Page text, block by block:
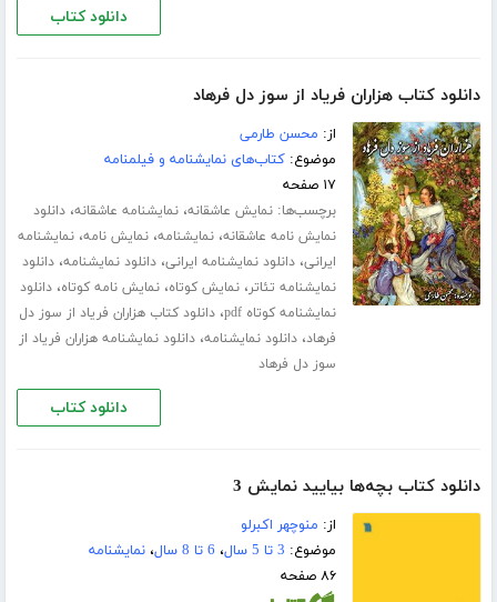
دانلود کتاب
دانلود کتاب هزاران فریاد از سوز دل فرهاد
از: محسن طارمی
موضوع:کتاب‌های نمایشنامه و فیلمنامه
۱۷ صفحه
برچسب‌ها:نمایش عاشقانه،نمایشنامه عاشقانه،دانلود
نمایش نامه عاشقانه،نمایشنامه،نمایش نامه،نمایشنامه
ایرانی،دانلود نمایشنامه ایرانی،دانلود نمایشنامه،دانلود
نمایشنامه تئاتر،نمایش کوتاه،نمایش نامه کوتاه،دانلود
نمایشنامه کوتاه pdf
،دانلود کتاب هزاران فریاد از سوز دل
فرهاد،دانلود نمایشنامه،دانلود نمایشنامه هزاران فریاد از
سوز دل فرهاد
دانلود کتاب
دانلود کتاب بچه‌ها بیایید نمایش 3
از: منوچهر اکبرلو
موضوع: 3 تا 5 سال ، 6 تا 8 سال ،نمایشنامه
۸۶ صفحه